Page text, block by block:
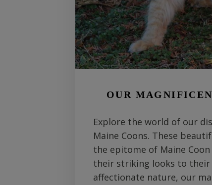
OUR
Explore the world of our
Maine Coons. These
the epitome of Maine
their striking looks to their
affectionate nature, our